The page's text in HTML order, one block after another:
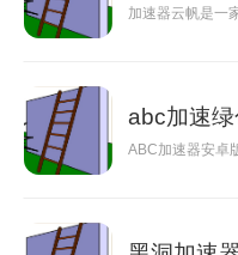
加速器云帆是一
abc加速
ABC加速器安卓